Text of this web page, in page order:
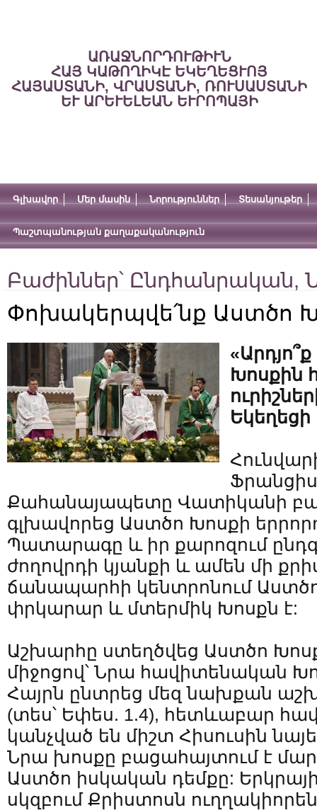
ԱՌԱՋՆՈՐԴՈՒԹԻՒՆ
ՀԱՅ ԿԱԹՈՂԻԿԷ ԵԿԵՂԵՑՒՈՅ
ՀԱՅԱՍՏԱՆԻ, ՎՐԱՍՏԱՆԻ, ՌՈՒՍԱՍՏԱՆԻ
ԵՒ ԱՐԵՒԵԼԵԱՆ ԵՒՐՈՊԱՅԻ
Գլխավոր Մեր մասին Նորություններ Տեսանյութեր
Պաշտպանության քաղաքականություն
Բաժիններ՝ Ընդհանրական,
Փոխակերպվե՛նք Աստծո
Խոսքին
Եկեղեցի
Քահանայապետը Վատիկանի
գլխավորեց Աստծո Խոսքի
Պատարագը և իր քարոզում
ժողովրդի կյանքի և ամեն մի
ճանապարհի կենտրոնում
փրկարար և մտերմիկ Խոսքն է:
Աշխարհը ստեղծվեց Աստծո
միջոցով՝ Նրա հավիտենական
Հայրն ընտրեց մեզ նախքան
(տես՝ Եփես. 1.4), հետևաբար
կանչված են միշտ Հիսուսին
Նրա խոսքը բացահայտում է
Աստծո իսկական դեմքը:
սկզբում Քրիստոսն